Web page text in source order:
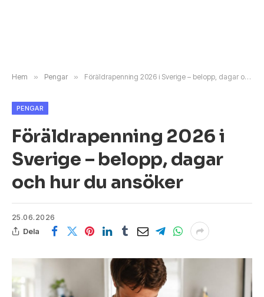
Hem » Pengar » Föräldrapenning 2026 i Sverige – belopp, dagar och hur du ansöker
PENGAR
Föräldrapenning 2026 i
Sverige – belopp, dagar
och hur du ansöker
25.06.2026
Dela